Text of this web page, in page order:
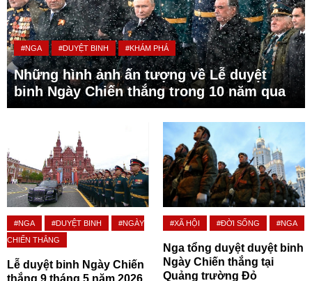
#NGA #DUYỆT BINH #KHÁM PHÁ
Những hình ảnh ấn tượng về Lễ duyệt
binh Ngày Chiến thắng trong 10 năm qua
#NGA #DUYỆT BINH
#NGÀY
CHIẾN THẮNG
Lễ duyệt binh Ngày Chiến
thắng 9 tháng 5 năm 2026
#XÃ HỘI #ĐỜI SỐNG #NGA
Nga tổng duyệt duyệt binh
Ngày Chiến thắng tại
Quảng trường Đỏ